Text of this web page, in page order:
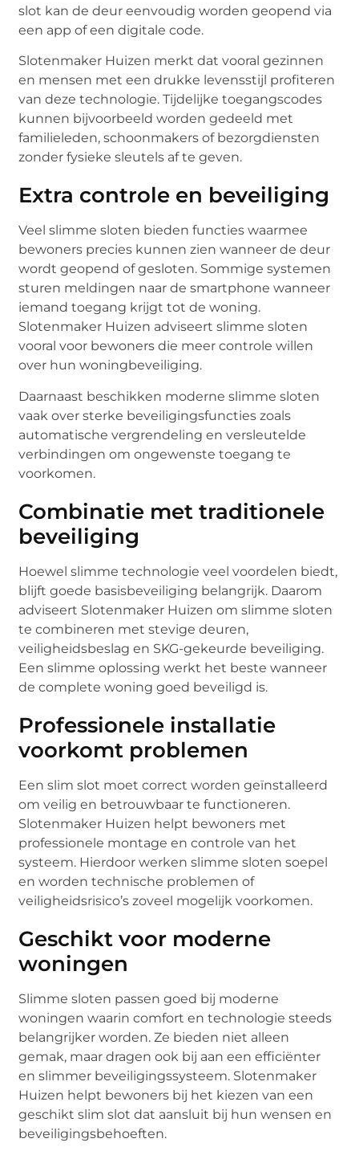
slot kan de deur eenvoudig worden geopend via
een app of een digitale code.
Slotenmaker Huizen merkt dat vooral gezinnen
en mensen met een drukke levensstijl profiteren
van deze technologie. Tijdelijke toegangscodes
kunnen bijvoorbeeld worden gedeeld met
familieleden, schoonmakers of bezorgdiensten
zonder fysieke sleutels af te geven.
Extra controle en beveiliging
Veel slimme sloten bieden functies waarmee
bewoners precies kunnen zien wanneer de deur
wordt geopend of gesloten. Sommige systemen
sturen meldingen naar de smartphone wanneer
iemand toegang krijgt tot de woning.
Slotenmaker Huizen adviseert slimme sloten
vooral voor bewoners die meer controle willen
over hun woningbeveiliging.
Daarnaast beschikken moderne slimme sloten
vaak over sterke beveiligingsfuncties zoals
automatische vergrendeling en versleutelde
verbindingen om ongewenste toegang te
voorkomen.
Combinatie met traditionele
beveiliging
Hoewel slimme technologie veel voordelen biedt,
blijft goede basisbeveiliging belangrijk. Daarom
adviseert Slotenmaker Huizen om slimme sloten
te combineren met stevige deuren,
veiligheidsbeslag en SKG-gekeurde beveiliging.
Een slimme oplossing werkt het beste wanneer
de complete woning goed beveiligd is.
Professionele installatie
voorkomt problemen
Een slim slot moet correct worden geïnstalleerd
om veilig en betrouwbaar te functioneren.
Slotenmaker Huizen helpt bewoners met
professionele montage en controle van het
systeem. Hierdoor werken slimme sloten soepel
en worden technische problemen of
veiligheidsrisico’s zoveel mogelijk voorkomen.
Geschikt voor moderne
woningen
Slimme sloten passen goed bij moderne
woningen waarin comfort en technologie steeds
belangrijker worden. Ze bieden niet alleen
gemak, maar dragen ook bij aan een efficiënter
en slimmer beveiligingssysteem. Slotenmaker
Huizen helpt bewoners bij het kiezen van een
geschikt slim slot dat aansluit bij hun wensen en
beveiligingsbehoeften.